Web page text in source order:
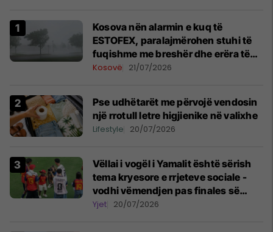
Kosova nën alarmin e kuq të
ESTOFEX, paralajmërohen stuhi të
fuqishme me breshër dhe erëra të
forta
Kosovë 21/07/2026
Pse udhëtarët me përvojë vendosin
një rrotull letre higjienike në valixhe
Lifestyle 20/07/2026
Vëllai i vogël i Yamalit është sërish
tema kryesore e rrjeteve sociale -
vodhi vëmendjen pas finales së
Kupës së Botës
Yjet 20/07/2026